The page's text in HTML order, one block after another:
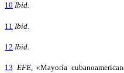
10 Ibid.
11 Ibid.
12 Ibid.
13 EFE, «Mayoría